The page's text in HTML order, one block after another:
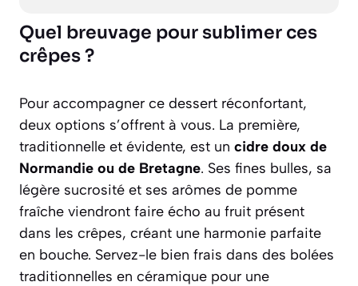
Quel breuvage pour sublimer ces
crêpes ?
Pour accompagner ce dessert réconfortant,
deux options s’offrent à vous. La première,
traditionnelle et évidente, est un cidre doux de
Normandie ou de Bretagne. Ses fines bulles, sa
légère sucrosité et ses arômes de pomme
fraîche viendront faire écho au fruit présent
dans les crêpes, créant une harmonie parfaite
en bouche. Servez-le bien frais dans des bolées
traditionnelles en céramique pour une